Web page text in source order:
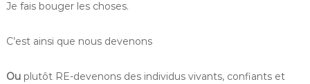
Je fais bouger les choses.
C’est ainsi que nous devenons
Ouplutôt RE-devenons des individus vivants, confiants et